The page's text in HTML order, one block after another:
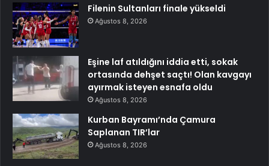
Filenin Sultanları finale yükseldi
Ağustos 8, 2026
Eşine laf atıldığını iddia etti, sokak
ortasında dehşet saçtı! Olan kavgayı
ayırmak isteyen esnafa oldu
Ağustos 8, 2026
Kurban Bayramı’nda Çamura
Saplanan TIR’lar
Ağustos 8, 2026